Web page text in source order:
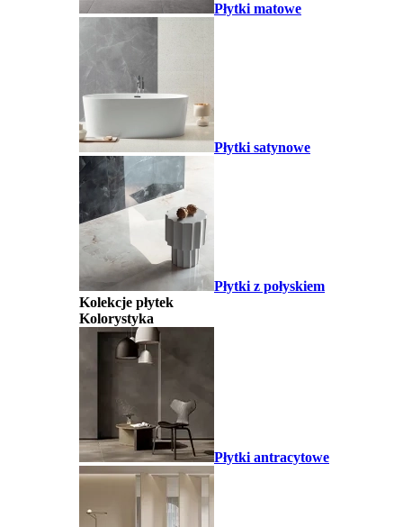
Płytki matowe
Płytki satynowe
Płytki z połyskiem
Kolekcje płytek
Kolorystyka
Płytki antracytowe